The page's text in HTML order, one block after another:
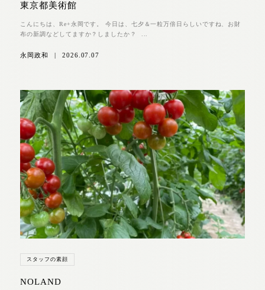
東京都美術館
こんにちは、Re+永岡です。 今日は、七夕＆一粒万倍日らしいですね、お財
布の新調などしてますか？しましたか？ ...
永岡政和 2026.07.07
スタッフの素顔
NOLAND